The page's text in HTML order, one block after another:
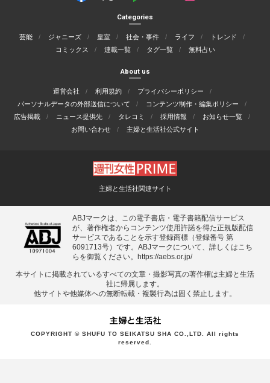
Categories
芸能 ジャニーズ 皇室 社会・事件 ライフ
トレンド
コミックス
連載一覧 タグ一覧 無料占い
About us
運営会社 利用規約
プライバシーポリシー
パーソナルデータの外部送信について
コンテンツ制作・編集ポリシー
広告掲載
ニュース提供先 タレコミ 採用情報
お知らせ一覧
お問い合わせ
主婦と生活社公式サイト
主婦と生活社関連サイト
ABJマークは、この電子書店・電子書籍配信サービス
が、著作権者からコンテンツ使用許諾を得た正規版配信
サービスであることを示す登録商標（登録番号 第
6091713号）です。ABJマークについて、詳しくはこち
らを御覧ください。
https://aebs.or.jp/
本サイトに掲載されているすべての⽂章・撮影写真の著作権は主婦と⽣活
社に帰属します。
他サイトや他媒体への無断転載・複製⾏為は固く禁⽌します。
COPYRIGHT © SHUFU TO SEIKATSU SHA CO.,LTD. All rights
reserved.